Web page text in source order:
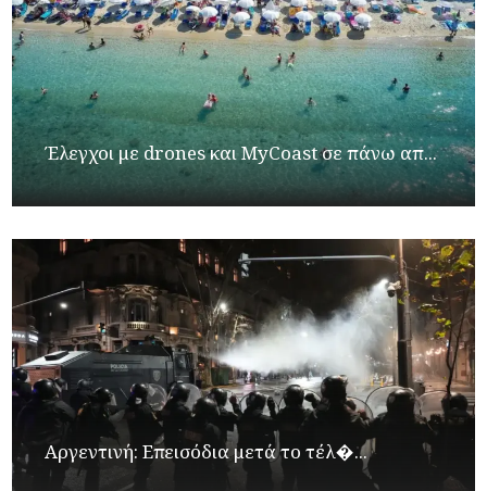
Έλεγχοι με drones και MyCoast σε πάνω απ...
Αργεντινή: Επεισόδια μετά το τέλ�...